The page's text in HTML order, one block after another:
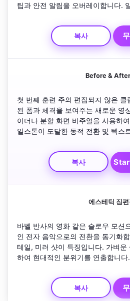
팁과 안전 알림을 오버레이합니다.
복사
Before & After
첫 번째 훈련 주의 편집되지 않은 클
된 폼과 체격을 보여주는 새로운 영
이더나 분할 화면 비주얼을 사용하
일스톤이 도달한 동적 전환 및 텍스
복사
에스테틱 짐편
바벨 반사의 영화 같은 슬로우 모션
인 전자 음악으로의 전환을 동기화
테일, 미러 샷이 특징입니다. 가벼
하여 현대적인 분위기를 연출합니
복사